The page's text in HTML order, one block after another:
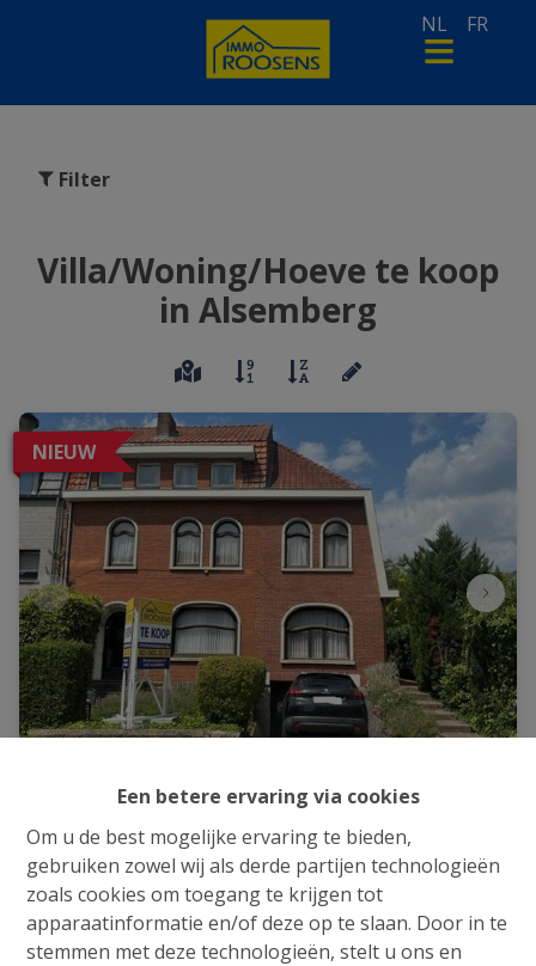
Een betere ervaring via cookies
Om u de best mogelijke ervaring te bieden,
gebruiken zowel wij als derde partijen technologieën
zoals cookies om toegang te krijgen tot
apparaatinformatie en/of deze op te slaan. Door in te
stemmen met deze technologieën, stelt u ons en
NL FR
Filter
Villa/Woning/Hoeve te koop
in Alsemberg
NIEUW
OPBRENGSTEIGENDOM
Vanderveldenlaan 43-45, 1652 Alsemberg
Ref: 2215
€ 510.000